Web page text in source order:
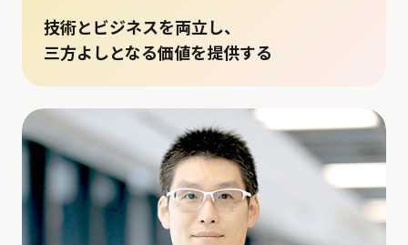
技術とビジネスを両立し、
三方よしとなる価値を提供する